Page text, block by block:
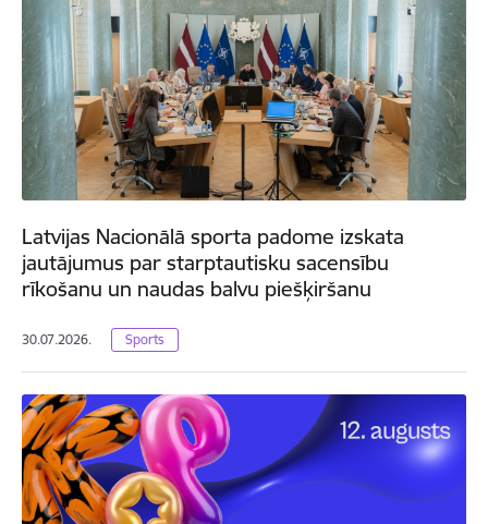
Latvijas Nacionālā sporta padome izskata
jautājumus par starptautisku sacensību
rīkošanu un naudas balvu piešķiršanu
30.07.2026. Sports